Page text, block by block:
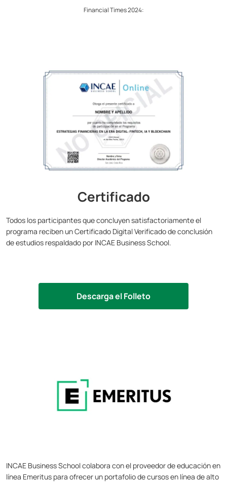
Financial Times 2024:
Certificado
Todos los participantes que concluyen satisfactoriamente el
programa reciben un Certificado Digital Verificado de conclusión
de estudios respaldado por INCAE Business School.
Descarga el Folleto
INCAE Business School colabora con el proveedor de educación en
línea Emeritus para ofrecer un portafolio de cursos en línea de alto